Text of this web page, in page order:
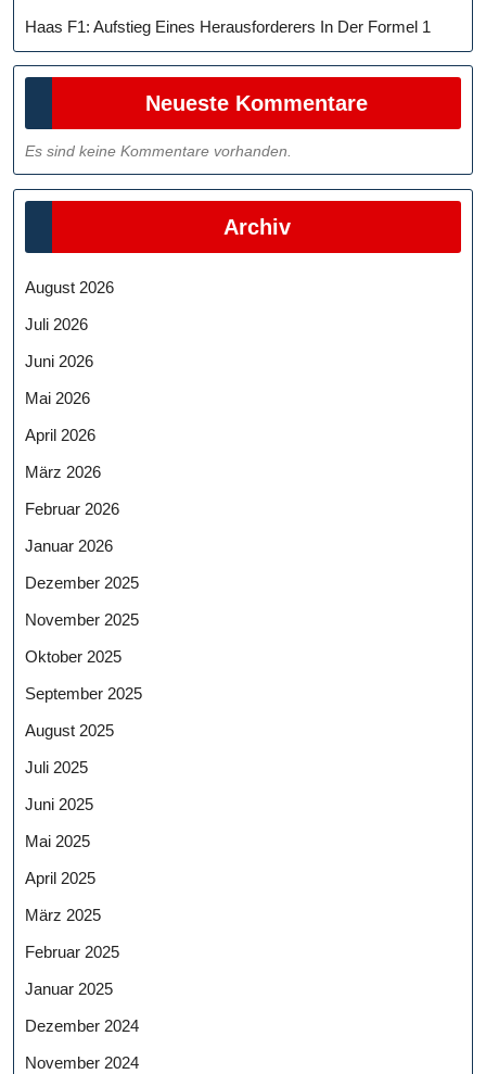
Haas F1: Aufstieg Eines Herausforderers In Der Formel 1
Neueste Kommentare
Es sind keine Kommentare vorhanden.
Archiv
August 2026
Juli 2026
Juni 2026
Mai 2026
April 2026
März 2026
Februar 2026
Januar 2026
Dezember 2025
November 2025
Oktober 2025
September 2025
August 2025
Juli 2025
Juni 2025
Mai 2025
April 2025
März 2025
Februar 2025
Januar 2025
Dezember 2024
November 2024